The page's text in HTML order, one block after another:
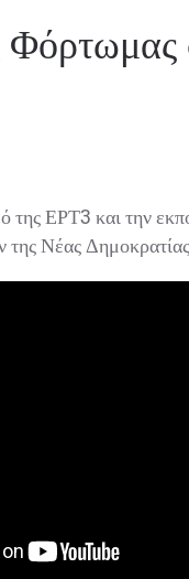
της ΕΡΤ3 και την
Νέας Δημοκρατίας